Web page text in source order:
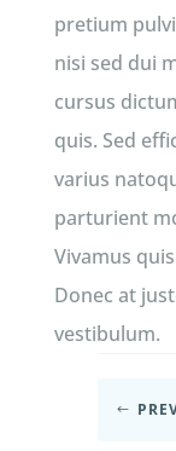
pretium
nisi sed dui
cursus
quis. Sed
varius
parturient
Vivamus
Donec at
vestibulum.
#